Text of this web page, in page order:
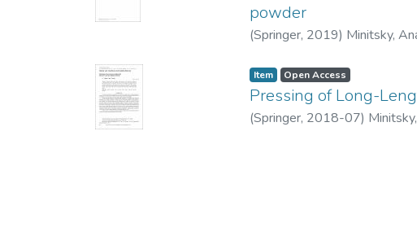
powder
(Springer, 2019) Minitsky,
Item Open Access
Pressing of Long-
(Springer, 2018-07)